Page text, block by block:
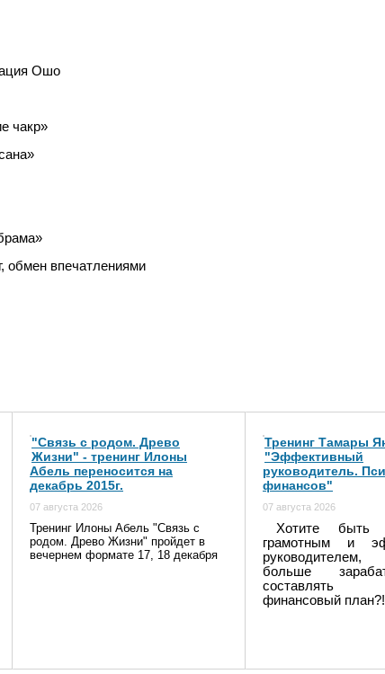
Ошо
чакр»
обмен впечатлениями
"Связь с родом. Древо
Жизни" - тренинг Илоны
Абель переносится на
декабрь 2015г.
07 августа 2026
Тренинг Илоны Абель "Связь с
родом. Древо Жизни" пройдет в
вечернем формате 17, 18 декабря
Тренинг Тамары
"Эффективный
руководитель.
финансов"
07 августа 2026
Хотите быть
грамотным и
руководителем,
больше
финансовый план?!